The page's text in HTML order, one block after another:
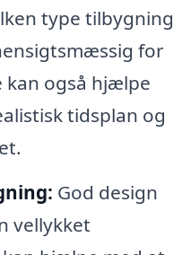
type tilbygning
for
kan også hjælpe
tidsplan og
God design
vellykket